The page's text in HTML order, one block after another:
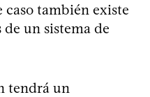
caso también existe
un sistema de
tendrá un